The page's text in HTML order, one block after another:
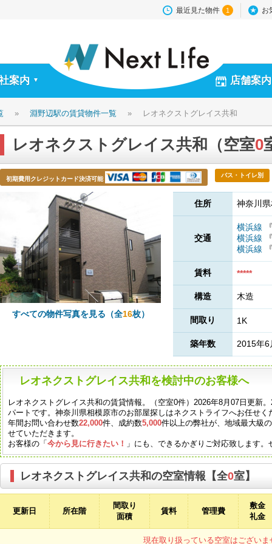
最近見た物件 1 お
案内 ▼ 店舗案内
» 淵野辺駅の賃貸物件一覧 » レオネクストグレイス共和
レオネクストグレイス共和（空室0
初期費用クレジットカード決済可能
バス・トイレ別
すべての物件写真を見る（全16枚）
住所 神奈川
交通
横浜線
横浜線
横浜線
賃料 *****
構造 木造
間取り 1K
築年数 2015年6
レオネクストグレイス共和を検討中のお客様へ
レオネクストグレイス共和の賃貸情報。（空室0件）2026年8月07日更新
パートです。神奈川県相模原市のお部屋探しはネクストライフへお任せく
年間お問い合わせ数22,000件、成約数5,000件以上の弊社が、地域最大級
せていただきます。
お客様の「今から見に行きたい！ 」にも、できるかぎりご対応致します
レオネクストグレイス共和の空室情報【全0室】
更新日 所在階
間取り
面積
賃料 管理費
敷金
礼金
現在取り扱っている空室はございま